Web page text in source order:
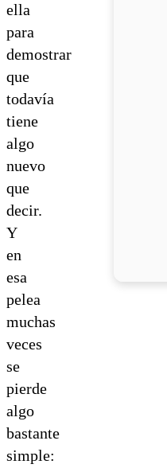
ella
para
demostrar
que
todavía
tiene
algo
nuevo
que
decir.
Y
en
esa
pelea
muchas
veces
se
pierde
algo
bastante
simple: